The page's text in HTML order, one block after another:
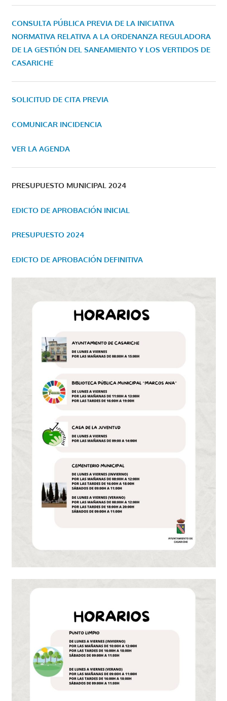
CONSULTA PÚBLICA PREVIA DE LA INICIATIVA
NORMATIVA RELATIVA A LA ORDENANZA REGULADORA
DE LA GESTIÓN DEL SANEAMIENTO Y LOS VERTIDOS DE
CASARICHE
SOLICITUD DE CITA PREVIA
COMUNICAR INCIDENCIA
VER LA AGENDA
PRESUPUESTO MUNICIPAL 2024
EDICTO DE APROBACIÓN INICIAL
PRESUPUESTO 2024
EDICTO DE APROBACIÓN DEFINITIVA